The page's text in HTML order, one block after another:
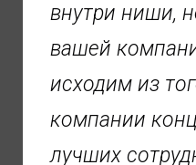
внутри ниши,
вашей
исходим из
компании
лучших